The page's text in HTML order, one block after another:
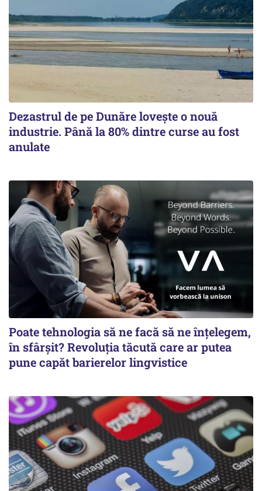
Dezastrul de pe Dunăre lovește o nouă
industrie. Până la 80% dintre curse au fost
anulate
Poate tehnologia să ne facă să ne înțelegem,
în sfârșit? Revoluția tăcută care ar putea
pune capăt barierelor lingvistice